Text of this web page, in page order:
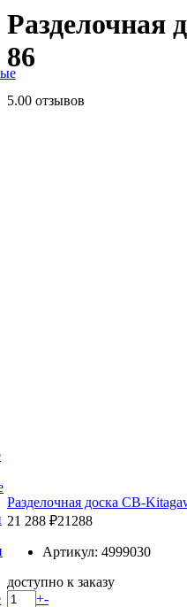
Разделочная
86
5.00 отзывов
Разделочная доска CB-
21 288 ₽21288
Артикул: 4999030
доступно к заказу
+-